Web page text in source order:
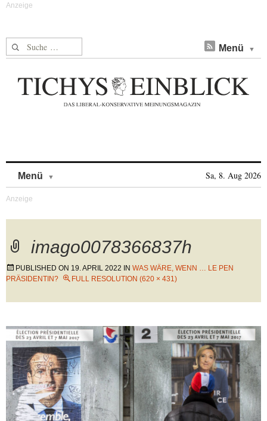
Suche nach: Menü
Menü Sa, 8. Aug 2026
imago0078366837h
PUBLISHED ON 19. APRIL 2022 IN WAS WÄRE, WENN … LE PEN
PRÄSIDENTIN?
FULL RESOLUTION (620 × 431)